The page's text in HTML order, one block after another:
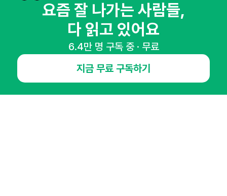
NHN AD
오픈애즈란
요즘 잘 나가는 사람들,
다 읽고 있어요
6.4만 명 구독 중 · 무료
지금 무료 구독하기